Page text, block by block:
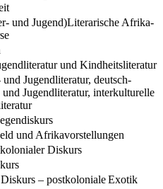
und Jugend)Literarische Afrika-
und Kindheitsliteratur
Jugendliteratur, deutsch-
Jugendliteratur, interkulturelle
und Afrikavorstellungen
Diskurs
– postkoloniale Exotik